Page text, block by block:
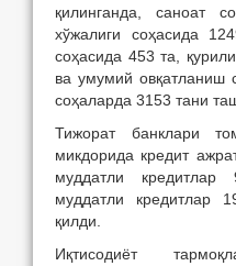
қилинганда, саноат
хўжалиги соҳасида
соҳасида 453 та,
ва умумий овқатланиш
соҳаларда 3153 тани
Тижорат банклари
микдорида кредит
муддатли
муддатли кредитлар
қилди.
Иқтисодиёт